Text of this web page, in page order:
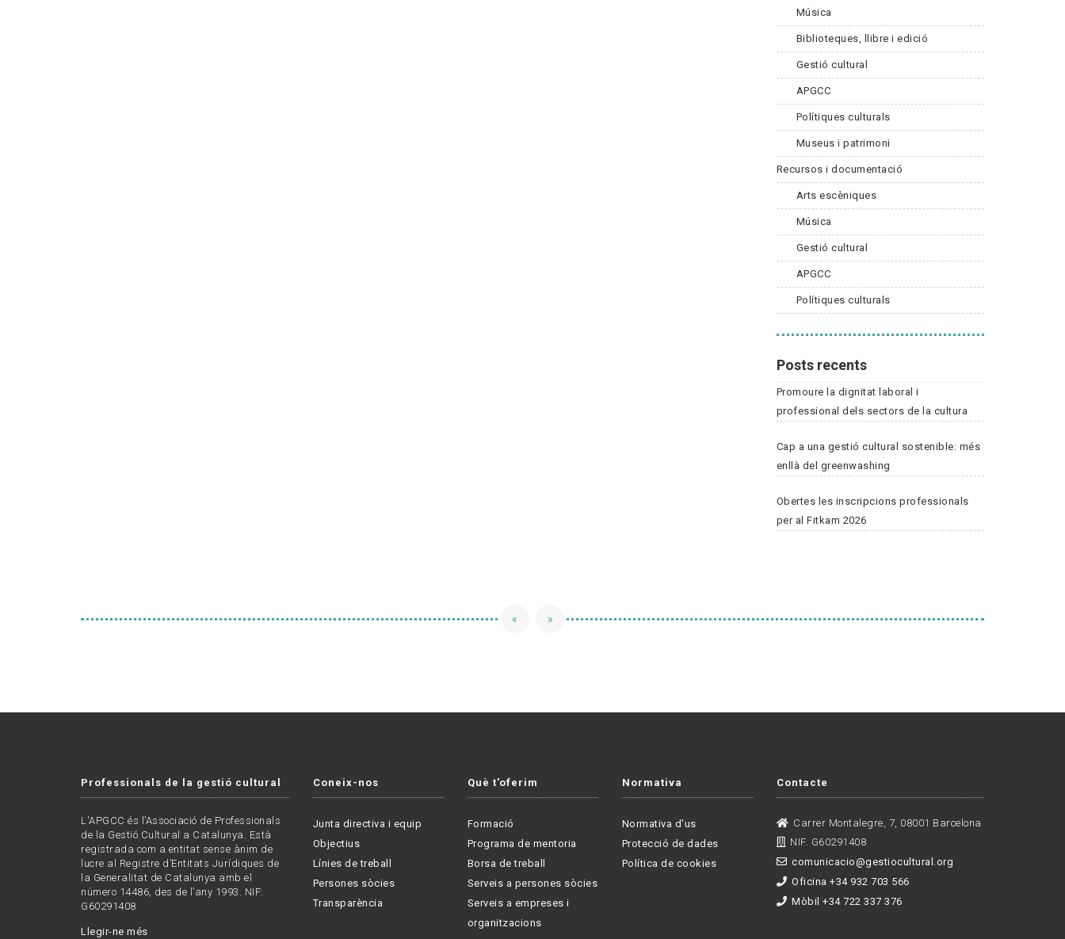
Música
Biblioteques, llibre i edició
Gestió cultural
APGCC
Polítiques culturals
Museus i patrimoni
Recursos i documentació
Arts escèniques
Música
Gestió cultural
APGCC
Polítiques culturals
Posts recents
Promoure la dignitat laboral i
professional dels sectors de la cultura
Cap a una gestió cultural sostenible: més
enllà del greenwashing
Obertes les inscripcions professionals
per al Fitkam 2026
« »
Professionals de la gestió cultural
L'APGCC és l’Associació de Professionals
de la Gestió Cultural a Catalunya. Està
registrada com a entitat sense ànim de
lucre al Registre d’Entitats Jurídiques de
la Generalitat de Catalunya amb el
número 14486, des de l’any 1993. NIF:
G60291408
Llegir-ne més
Coneix-nos
Junta directiva i equip
Objectius
Línies de treball
Persones sòcies
Transparència
Què t'oferim
Formació
Programa de mentoria
Borsa de treball
Serveis a persones sòcies
Serveis a empreses i
organitzacions
Normativa
Normativa d'us
Protecció de dades
Política de cookies
Contacte
Carrer Montalegre, 7, 08001 Barcelona
NIF. G60291408
comunicacio@gestiocultural.org
Oficina +34 932 703 566
Mòbil +34 722 337 376